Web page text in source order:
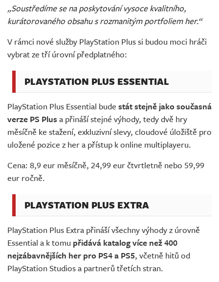
„Soustředíme se na poskytování vysoce kvalitního,
kurátorovaného obsahu s rozmanitým portfoliem her.“
V rámci nové služby PlayStation Plus si budou moci hráči
vybrat ze tří úrovní předplatného:
PLAYSTATION PLUS ESSENTIAL
PlayStation Plus Essential bude stát stejně jako současná
verze PS Plus a přináší stejné výhody, tedy dvě hry
měsíčně ke stažení, exkluzivní slevy, cloudové úložiště pro
uložené pozice z her a přístup k online multiplayeru.
Cena: 8,9 eur měsíčně, 24,99 eur čtvrtletně nebo 59,99
eur ročně.
PLAYSTATION PLUS EXTRA
PlayStation Plus Extra přináší všechny výhody z úrovně
Essential a k tomu přidává katalog více než 400
nejzábavnějších her pro PS4 a PS5, včetně hitů od
PlayStation Studios a partnerů třetích stran.